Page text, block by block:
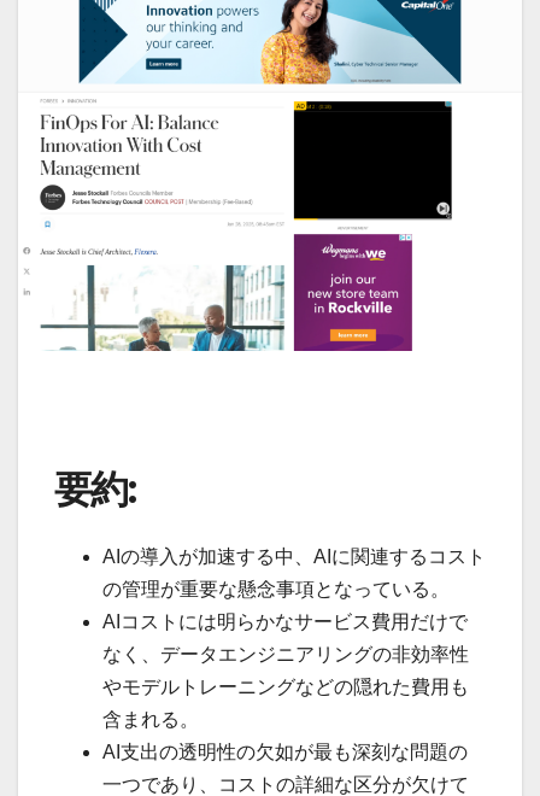
要約:
AIの導入が加速する中、AIに関連するコスト
の管理が重要な懸念事項となっている。
AIコストには明らかなサービス費用だけで
なく、データエンジニアリングの非効率性
やモデルトレーニングなどの隠れた費用も
含まれる。
AI支出の透明性の欠如が最も深刻な問題の
一つであり、コストの詳細な区分が欠けて